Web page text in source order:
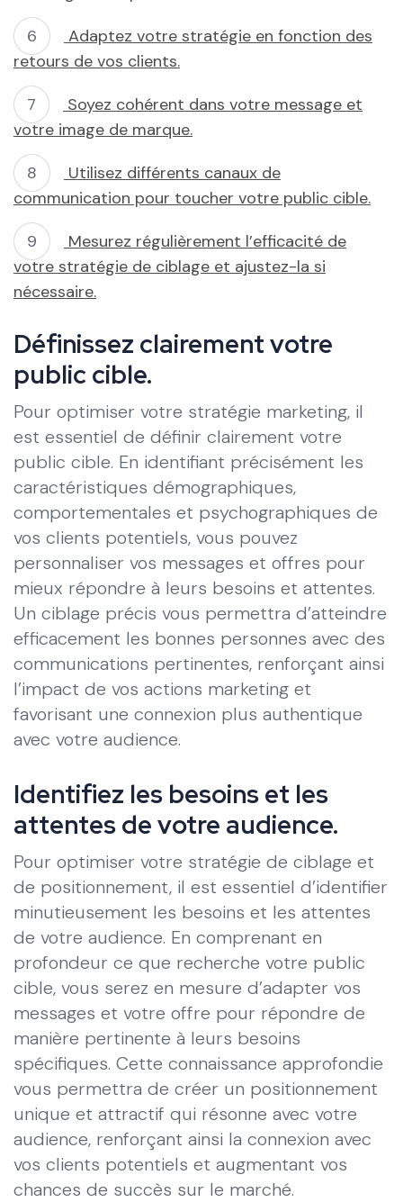
Adaptez votre stratégie en fonction des
retours de vos clients.
Soyez cohérent dans votre message et
votre image de marque.
Utilisez différents canaux de
communication pour toucher votre public cible.
Mesurez régulièrement l’efficacité de
votre stratégie de ciblage et ajustez-la si
nécessaire.
Définissez clairement votre
public cible.
Pour optimiser votre stratégie marketing, il
est essentiel de définir clairement votre
public cible. En identifiant précisément les
caractéristiques démographiques,
comportementales et psychographiques de
vos clients potentiels, vous pouvez
personnaliser vos messages et offres pour
mieux répondre à leurs besoins et attentes.
Un ciblage précis vous permettra d’atteindre
efficacement les bonnes personnes avec des
communications pertinentes, renforçant ainsi
l’impact de vos actions marketing et
favorisant une connexion plus authentique
avec votre audience.
Identifiez les besoins et les
attentes de votre audience.
Pour optimiser votre stratégie de ciblage et
de positionnement, il est essentiel d’identifier
minutieusement les besoins et les attentes
de votre audience. En comprenant en
profondeur ce que recherche votre public
cible, vous serez en mesure d’adapter vos
messages et votre offre pour répondre de
manière pertinente à leurs besoins
spécifiques. Cette connaissance approfondie
vous permettra de créer un positionnement
unique et attractif qui résonne avec votre
audience, renforçant ainsi la connexion avec
vos clients potentiels et augmentant vos
chances de succès sur le marché.